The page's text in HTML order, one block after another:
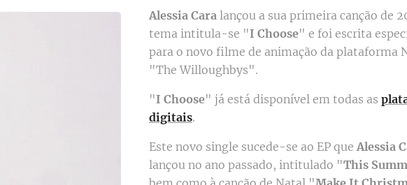
Alessia Cara lançou a sua primeira canção de
tema intitula-se "I Choose" e foi escrita
para o novo filme de animação da plataforma
"The Willoughbys".
"I Choose" já está disponível em todas as
digitais.
Este novo single sucede-se ao EP que Alessia
lançou no ano passado, intitulado "This